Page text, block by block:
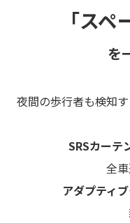
「ス
を
夜間の歩行者も検知
SRSカーテ
全
アダプティ